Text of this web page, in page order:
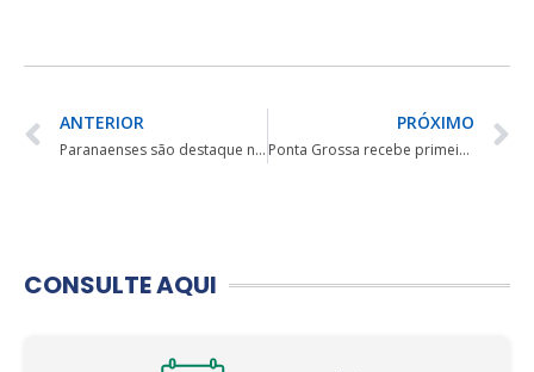
ANTERIOR
Paranaenses são destaque no Brasil Kids Golf Tour
PRÓXIMO
Ponta Grossa recebe primeira etapa do Garzón Gorila Tour
CONSULTE AQUI